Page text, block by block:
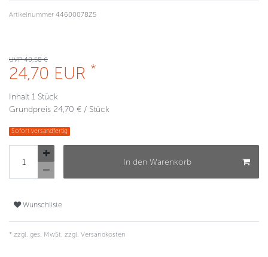
Artikelnummer 44600078Z5
UVP 40,58 €
24,70 EUR *
Inhalt 1 Stück
Grundpreis 24,70 € / Stück
Sofort versandfertig
In den Warenkorb
Wunschliste
* zzgl. ges. MwSt. zzgl. Versandkosten